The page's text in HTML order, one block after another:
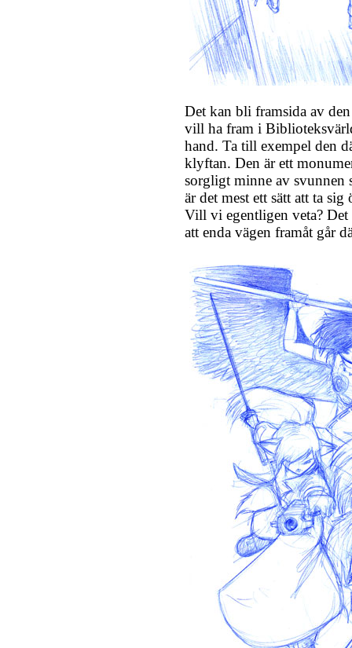
Det kan bli framsida av
vill ha fram i
hand. Ta till exempel den
klyftan. Den är ett
sorgligt minne av svunnen
är det mest ett sätt att ta
Vill vi egentligen veta?
att enda vägen framåt går